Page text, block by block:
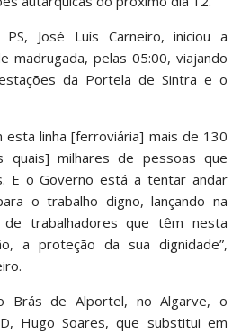
José Luís Carneiro, iniciou a
madrugada, pelas 05:00, viajando
da Portela de Sintra e o
esta linha [ferroviária] mais de 130
quais] milhares de pessoas que
E o Governo está a tentar andar
o trabalho digno, lançando na
de trabalhadores que têm nesta
a proteção da sua dignidade”,
Brás de Alportel, no Algarve, o
Hugo Soares, que substitui em